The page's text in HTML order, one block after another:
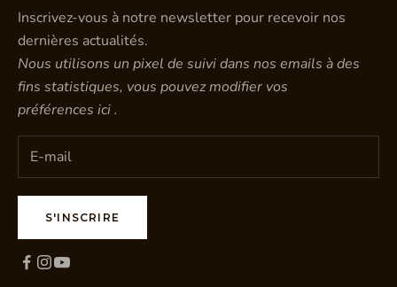
Inscrivez-vous à notre newsletter pour recevoir nos
dernières actualités.
Nous utilisons un pixel de suivi dans nos emails à des
fins statistiques, vous pouvez modifier vos
préférences ici.
S'INSCRIRE